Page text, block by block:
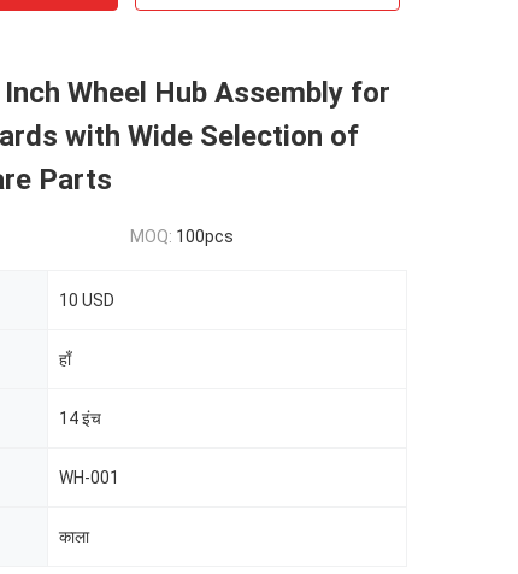
Wheel Hub Assembly for
with Wide Selection of
Parts
MOQ: 100pcs
10 USD
हाँ
14 इंच
WH-001
काला